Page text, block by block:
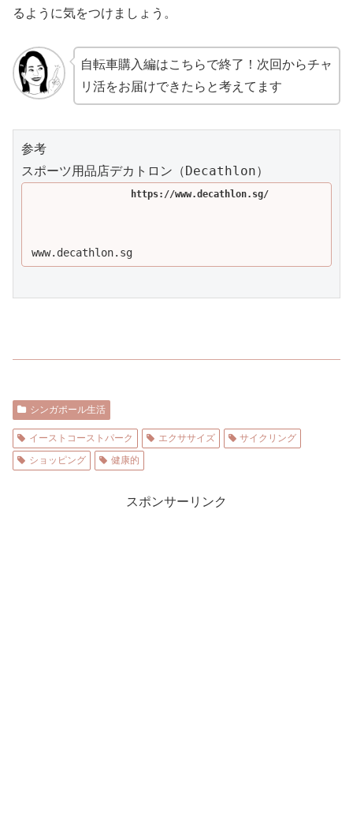
るように気をつけましょう。
自転車購入編はこちらで終了！次回からチャ
リ活をお届けできたらと考えてます
https://www.decathlon.sg/
www.decathlon.sg
シンガポール生活
イーストコーストパーク エクササイズ
サイクリング
ショッピング
健康的
スポンサーリンク